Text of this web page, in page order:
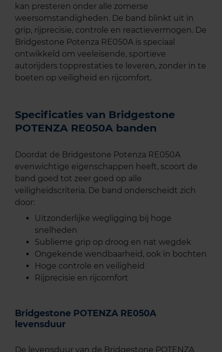
kan presteren onder alle zomerse
weersomstandigheden. De band blinkt uit in
grip, rijprecisie, controle en reactievermogen. De
Bridgestone Potenza RE050A is speciaal
ontwikkeld om veeleisende, sportieve
autorijders topprestaties te leveren, zonder in te
boeten op veiligheid en rijcomfort.
Specificaties van Bridgestone
POTENZA RE050A banden
Doordat de Bridgestone Potenza RE050A
evenwichtige eigenschappen heeft, scoort de
band goed tot zeer goed op alle
veiligheidscriteria. De band onderscheidt zich
door:
Uitzonderlijke wegligging bij hoge
snelheden
Sublieme grip op droog en nat wegdek
Ongekende wendbaarheid, ook in bochten
Hoge controle en veiligheid
Rijprecisie en rijcomfort
Bridgestone POTENZA RE050A
levensduur
De levensduur van de Bridgestone POTENZA